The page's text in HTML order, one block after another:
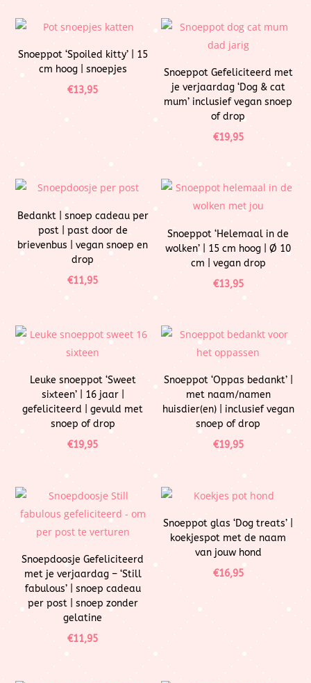
Snoeppot ‘Spoiled kitty’ | 15
cm hoog | snoepjes
€13,95
Snoeppot Gefeliciteerd met
je verjaardag ‘Dog & cat
mum’ inclusief vegan snoep
of drop
€19,95
Bedankt | snoep cadeau per
post | past door de
brievenbus | vegan snoep en
drop
€11,95
Snoeppot ‘Helemaal in de
wolken’ | 15 cm hoog | Ø 10
cm | vegan drop
€13,95
Leuke snoeppot ‘Sweet
sixteen’ | 16 jaar |
gefeliciteerd | gevuld met
snoep of drop
€19,95
Snoeppot ‘Oppas bedankt’ |
met naam/namen
huisdier(en) | inclusief vegan
snoep of drop
€19,95
Snoepdoosje Gefeliciteerd
met je verjaardag – ‘Still
fabulous’ | snoep cadeau
per post | snoep zonder
gelatine
€11,95
Snoeppot glas ‘Dog treats’ |
koekjespot met de naam
van jouw hond
€16,95